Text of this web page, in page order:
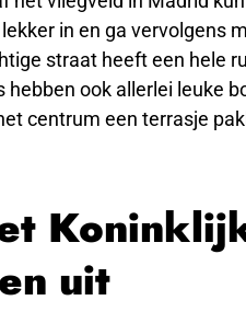
in en ga vervolgens
straat heeft een hele
ook allerlei leuke
centrum een terrasje
uit